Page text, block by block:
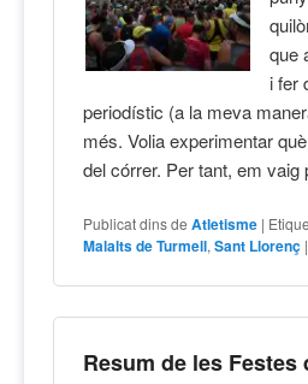
que
i fer
periodístic (a la meva
més. Volia experimentar
del córrer. Per tant, em
Publicat dins de Atletisme |
Malalts de Turmell,Sant Llorenç
Resum de les